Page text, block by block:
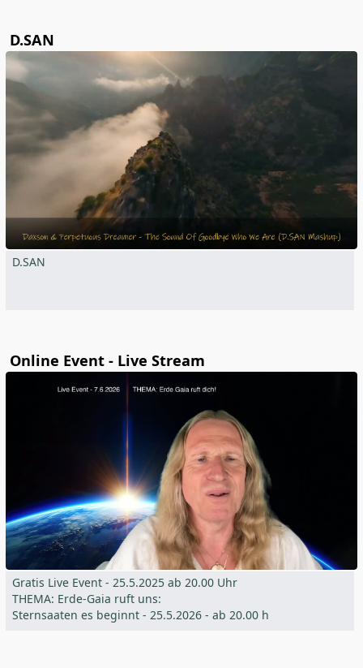
D.SAN
D.SAN
Online Event - Live Stream
Gratis Live Event - 25.5.2025 ab 20.00 Uhr
THEMA: Erde-Gaia ruft uns:
Sternsaaten es beginnt - 25.5.2026 - ab 20.00 h